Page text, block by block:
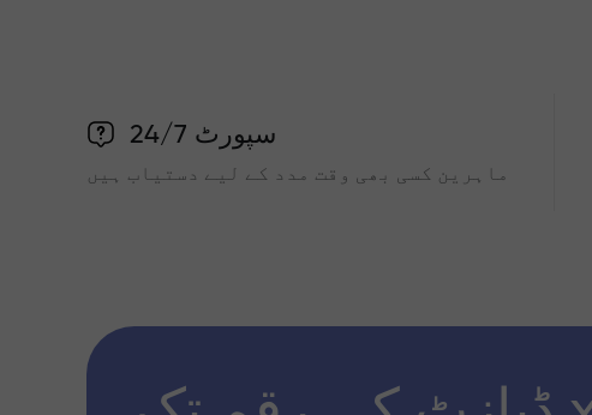
سپورٹ 24/7
ماہرین کسی بھی وقت مدد کے لیے دستیاب ہیں